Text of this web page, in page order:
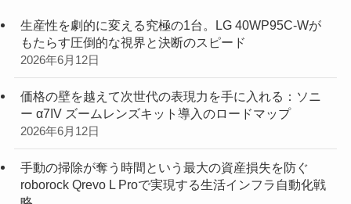
生産性を劇的に変える究極の1台。LG 40WP95C-Wが
もたらす圧倒的な視界と決断のスピード
2026年6月12日
価格の壁を越えて次世代の表現力を手に入れる：ソニ
ー α7IV ズームレンズキット導入のロードマップ
2026年6月12日
手動の掃除が奪う時間という最大の資産損失を防ぐ
roborock Qrevo L Proで実現する生活インフラ自動化戦